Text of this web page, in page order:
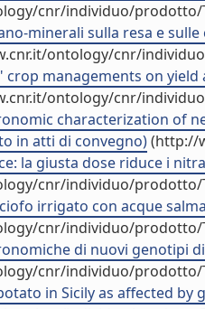
cnr/individuo/prodotto/
minerali sulla resa e
ontology/cnr/
managements on
ontology/cnr/
characterization of
in atti di convegno)(http://
la giusta dose riduce i
cnr/individuo/prodotto/
irrigato con acque
cnr/individuo/prodotto/
di nuovi genotipi
cnr/individuo/prodotto/
in Sicily as affected